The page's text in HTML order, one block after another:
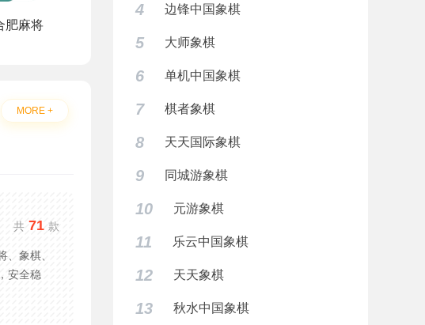
肥麻将
MORE +
共71 款
象棋、
安全稳
4 边锋中国象棋
5 大师象棋
6 单机中国象棋
7 棋者象棋
8 天天国际象棋
9 同城游象棋
10 元游象棋
11 乐云中国象棋
12 天天象棋
13 秋水中国象棋